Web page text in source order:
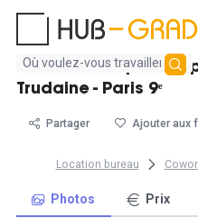
Aucun
résultat
Beau bureau
Trudaine - Paris 9ᵉ
Partager Ajouter aux
Location bureau
Photos Prix